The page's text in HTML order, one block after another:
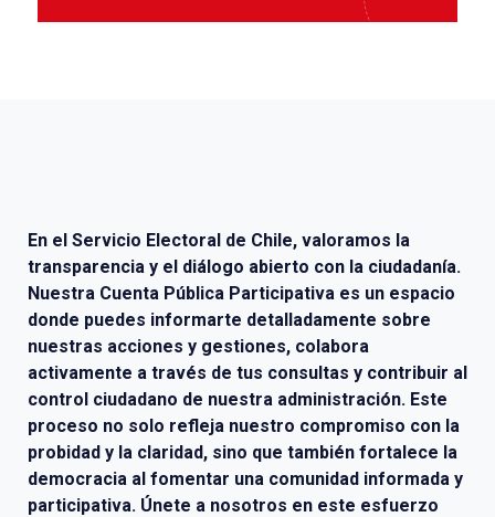
En el Servicio Electoral de Chile, valoramos la
transparencia y el diálogo abierto con la ciudadanía.
Nuestra Cuenta Pública Participativa es un espacio
donde puedes informarte detalladamente sobre
nuestras acciones y gestiones, colabora
activamente a través de tus consultas y contribuir al
control ciudadano de nuestra administración. Este
proceso no solo refleja nuestro compromiso con la
probidad y la claridad, sino que también fortalece la
democracia al fomentar una comunidad informada y
participativa. Únete a nosotros en este esfuerzo